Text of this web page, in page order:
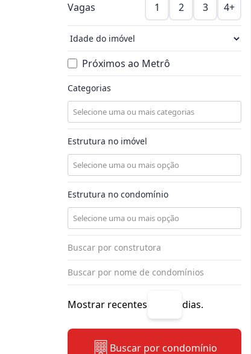
Vagas 1 2 3 4+
Próximos ao Metrô
Categorias
Estrutura no imóvel
Estrutura no condomínio
Mostrar recentes dias.
Buscar por condomínio